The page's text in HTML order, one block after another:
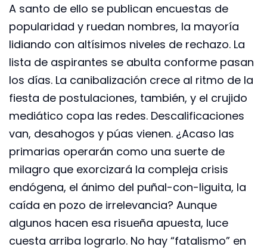
A santo de ello se publican encuestas de
popularidad y ruedan nombres, la mayoría
lidiando con altísimos niveles de rechazo. La
lista de aspirantes se abulta conforme pasan
los días. La canibalización crece al ritmo de la
fiesta de postulaciones, también, y el crujido
mediático copa las redes. Descalificaciones
van, desahogos y púas vienen. ¿Acaso las
primarias operarán como una suerte de
milagro que exorcizará la compleja crisis
endógena, el ánimo del puñal-con-liguita, la
caída en pozo de irrelevancia? Aunque
algunos hacen esa risueña apuesta, luce
cuesta arriba lograrlo. No hay “fatalismo” en